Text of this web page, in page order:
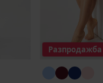
Разпродажба